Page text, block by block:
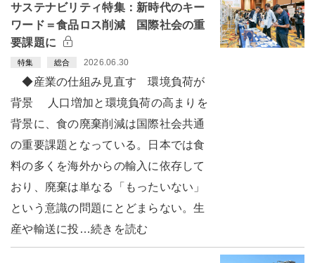
サステナビリティ特集：新時代のキー
ワード＝食品ロス削減 国際社会の重
要課題に
特集 総合 2026.06.30
◆産業の仕組み見直す 環境負荷が
背景 人口増加と環境負荷の高まりを
背景に、食の廃棄削減は国際社会共通
の重要課題となっている。日本では食
料の多くを海外からの輸入に依存して
おり、廃棄は単なる「もったいない」
という意識の問題にとどまらない。生
産や輸送に投…続きを読む